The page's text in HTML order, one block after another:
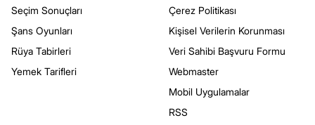
Seçim Sonuçları
Şans Oyunları
Rüya Tabirleri
Yemek Tarifleri
Çerez Politikası
Kişisel Verilerin Korunması
Veri Sahibi Başvuru Formu
Webmaster
Mobil Uygulamalar
RSS